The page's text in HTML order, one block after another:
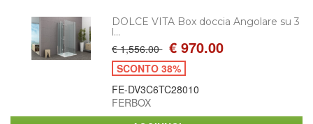
DOLCE VITA Box doccia Angolare su 3
l...
€ 1,556.00 € 970.00
SCONTO 38%
FE-DV3C6TC28010
FERBOX